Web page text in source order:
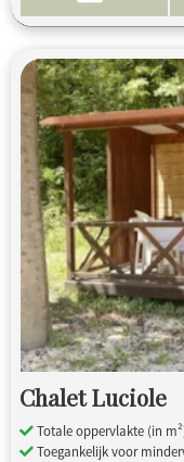
Chalet Luciole
Totale oppervlakte (in
Toegankelijk voor